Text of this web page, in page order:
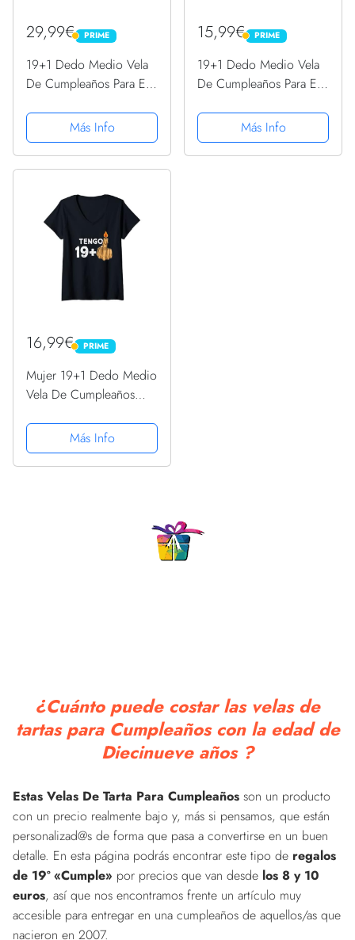
29,99€ PRIME
PRIME
19+1 Dedo Medio Vela
De Cumpleaños Para El
Sudadera con Capucha
Más Info
15,99€ PRIME
PRIME
19+1 Dedo Medio Vela
De Cumpleaños Para El
Camiseta sin Mangas
Más Info
16,99€ PRIME
PRIME
Mujer 19+1 Dedo Medio
Vela De Cumpleaños
Camiseta Cuello V
Más Info
¿Cuánto puede costar las velas de
tartas para Cumpleaños con la edad de
Diecinueve años ?
Estas Velas De Tarta Para Cumpleaños son un producto
con un precio realmente bajo y, más si pensamos, que están
personalizad@s de forma que pasa a convertirse en un buen
detalle. En esta página podrás encontrar este tipo de regalos
de 19º «Cumple» por precios que van desde los 8 y 10
euros, así que nos encontramos frente un artículo muy
accesible para entregar en una cumpleaños de aquellos/as que
nacieron en 2007.